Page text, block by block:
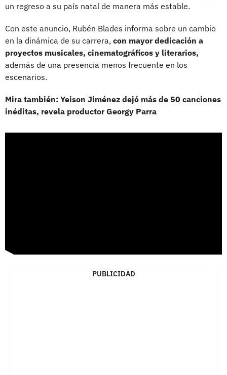
un regreso a su país natal de manera más estable.
Con este anuncio, Rubén Blades informa sobre un cambio
en la dinámica de su carrera, con mayor dedicación a
proyectos musicales, cinematográficos y literarios,
además de una presencia menos frecuente en los
escenarios.
Mira también: Yeison Jiménez dejó más de 50 canciones
inéditas, revela productor Georgy Parra
PUBLICIDAD